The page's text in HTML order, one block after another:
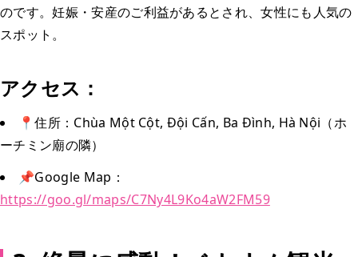
のです。妊娠・安産のご利益があるとされ、女性にも人気の
スポット。
アクセス：
📍住所：Chùa Một Cột, Đội Cấn, Ba Đình, Hà Nội（ホ
ーチミン廟の隣）
📌Google Map：
https://goo.gl/maps/C7Ny4L9Ko4aW2FM59